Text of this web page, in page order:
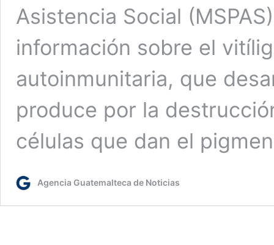
Asistencia Social
información sobre el
autoinmunitaria, que
produce por la
células que dan el
Agencia Guatemalteca de Noticias